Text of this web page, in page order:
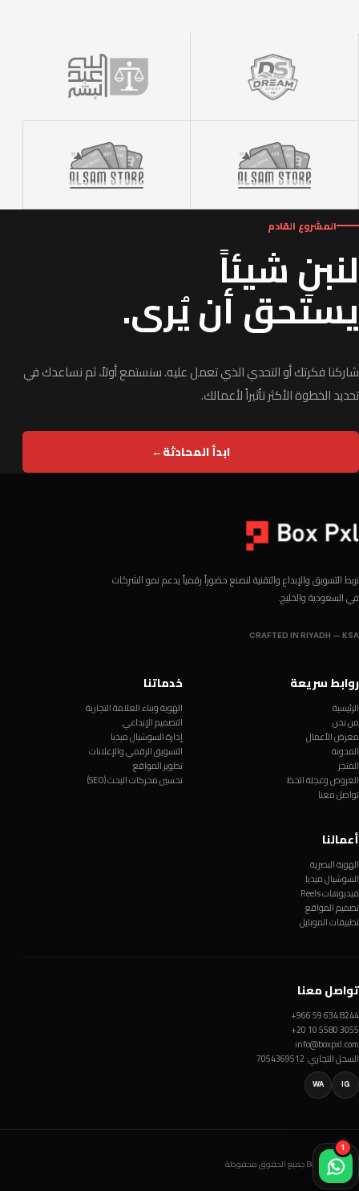
المشروع القادم
لنبنِ شيئاً
يستحق أن يُرى.
شاركنا فكرتك أو التحدي الذي تعمل عليه. سنستمع أولاً، ثم نساعدك في
تحديد الخطوة الأكثر تأثيراً لأعمالك.
ابدأ المحادثة←
1
نربط التسويق والإبداع والتقنية لنصنع حضوراً رقمياً يدعم نمو الشركات
في السعودية والخليج.
CRAFTED IN RIYADH — KSA
روابط سريعة
الرئيسية
من نحن
معرض الأعمال
المدونة
المتجر
العروض وعجلة الحظ
تواصل معنا
خدماتنا
الهوية وبناء العلامة التجارية
التصميم الإبداعي
إدارة السوشيال ميديا
التسويق الرقمي والإعلانات
تطوير المواقع
تحسين محركات البحث (SEO)
أعمالنا
الهوية البصرية
السوشيال ميديا
فيديوهات Reels
تصميم المواقع
تطبيقات الموبايل
تواصل معنا
+966 59 634 8244
+20 10 5580 3055
info@boxpxl.com
السجل التجاري: 7054369512
IG
WA